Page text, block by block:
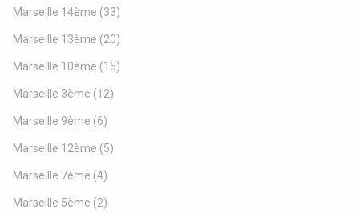
Marseille 14ème (33)
Marseille 13ème (20)
Marseille 10ème (15)
Marseille 3ème (12)
Marseille 9ème (6)
Marseille 12ème (5)
Marseille 7ème (4)
Marseille 5ème (2)